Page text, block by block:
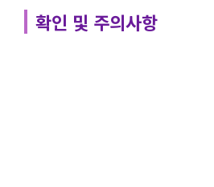
확인 및 주의사항